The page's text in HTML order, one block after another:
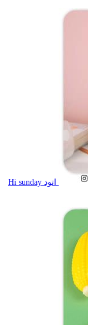
اتود Hi sunday